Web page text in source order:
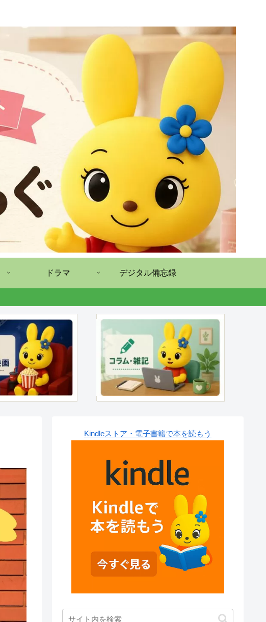
ドラマ デジタル備忘録
Kindleストア・電子書籍で本を読もう